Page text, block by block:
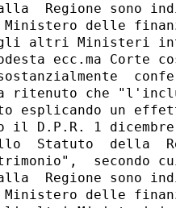
Regione sono
Ministero delle
altri Ministeri
ecc.ma Corte
ritenuto che
esplicando un
il D.P.R. 1
Statuto  della
secondo
Regione sono
Ministero delle